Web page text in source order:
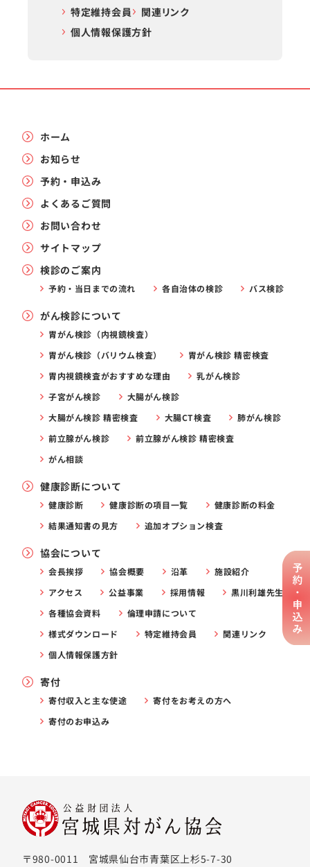
特定維持会員
関連リンク
個人情報保護方針
ホーム
お知らせ
予約・申込み
よくあるご質問
お問い合わせ
サイトマップ
検診のご案内
予約・当日までの流れ 各自治体の検診 バス検診
がん検診について
胃がん検診（内視鏡検査）
胃がん検診（バリウム検査）
胃がん検診 精密検査
胃内視鏡検査がおすすめな理由
乳がん検診
子宮がん検診
大腸がん検診
大腸がん検診 精密検査
大腸CT検査
肺がん検診
前立腺がん検診
前立腺がん検診 精密検査
がん相談
健康診断について
健康診断 健康診断の項目一覧
健康診断の料金
結果通知書の見方
追加オプション検査
協会について
会長挨拶 協会概要 沿革
施設紹介
アクセス
公益事業 採用情報
黒川利雄先生
各種協会資料
倫理申請について
様式ダウンロード
特定維持会員
関連リンク
個人情報保護方針
寄付
寄付収入と主な使途
寄付をお考えの方へ
寄付のお申込み
〒980-0011 宮城県仙台市青葉区上杉5-7-30